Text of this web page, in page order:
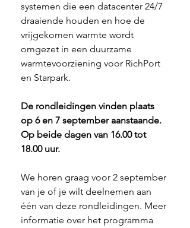
systemen die een datacenter 24/7
draaiende houden en hoe de
vrijgekomen warmte wordt
omgezet in een duurzame
warmtevoorziening voor RichPort
en Starpark.
De rondleidingen vinden plaats
op 6 en 7 september aanstaande.
Op beide dagen van 16.00 tot
18.00 uur.
We horen graag voor 2 september
van je of je wilt deelnemen aan
één van deze rondleidingen. Meer
informatie over het programma